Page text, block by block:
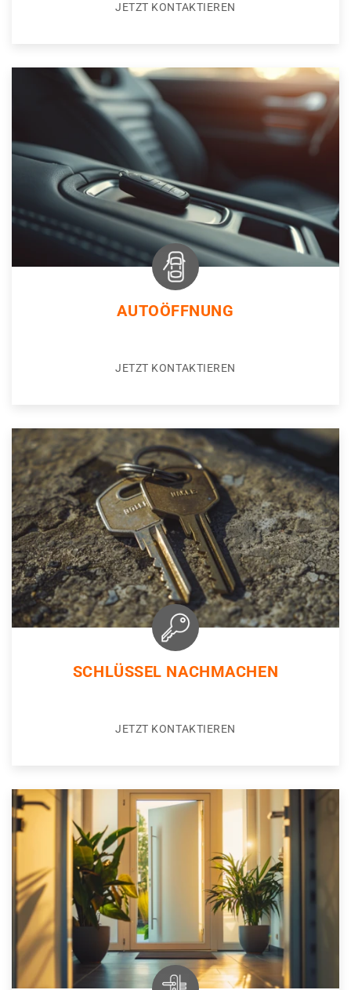
JETZT KONTAKTIEREN
AUTOÖFFNUNG
JETZT KONTAKTIEREN
SCHLÜSSEL NACHMACHEN
JETZT KONTAKTIEREN